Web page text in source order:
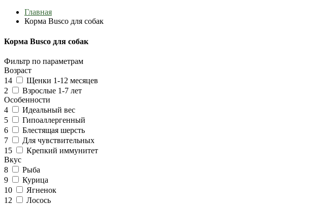
Главная
Корма Busco для собак
Корма Busco для собак
Фильтр по параметрам
Возраст
14
Щенки 1-12 месяцев
2
Взрослые 1-7 лет
Особенности
4
Идеальный вес
5
Гипоаллергенный
6
Блестящая шерсть
7
Для чувствительных
15
Крепкий иммунитет
Вкус
8
Рыба
9
Курица
10
Ягненок
12
Лосось